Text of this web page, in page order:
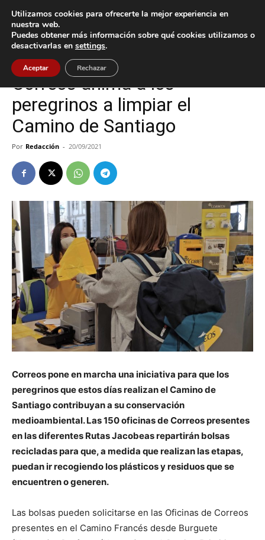
Inicio A Guarda
A Guarda Tui
Correos anima a los
peregrinos a limpiar el
Camino de Santiago
Por Redacción - 20/09/2021
Correos pone en marcha una iniciativa para que los
peregrinos que estos días realizan el Camino de
Santiago contribuyan a su conservación
medioambiental. Las 150 oficinas de Correos presentes
en las diferentes Rutas Jacobeas repartirán bolsas
recicladas para que, a medida que realizan las etapas,
puedan ir recogiendo los plásticos y residuos que se
encuentren o generen.
Las bolsas pueden solicitarse en las Oficinas de Correos
presentes en el Camino Francés desde Burguete
Utilizamos cookies para ofrecerte la mejor experiencia en
nuestra web.
Puedes obtener más información sobre qué cookies utilizamos o
desactivarlas en settings.
Aceptar Rechazar